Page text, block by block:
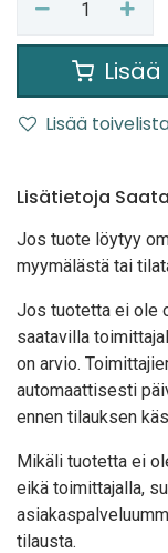
Lisää
Lisätietoja
Jos tuote löytyy
myymälästä tai
Jos tuotetta ei ole
saatavilla
on arvio.
automaattisesti
ennen tilauksen
Mikäli tuotetta ei
eikä toimittajalla,
tilausta.